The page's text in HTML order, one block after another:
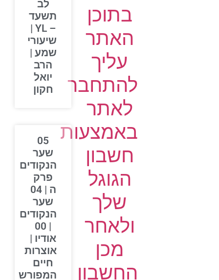
בתוכן
האתר
עליך
להתחבר
לאתר
באמצעות
חשבון
הגוגל
שלך
ולאחר
מכן
החשבון
לב
תשעד
– YL |
שיעורי
שמע |
הרב
יואל
חקון
05
שער
הנקודים
פרק
ה | 04
שער
הנקודים
| 00
אודיו |
אוצרות
חיים
המפורש